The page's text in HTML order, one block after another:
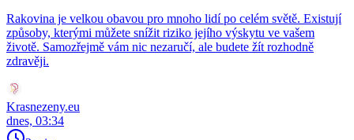
Rakovina je velkou obavou pro mnoho lidí po celém světě. Existují
způsoby, kterými můžete snížit riziko jejího výskytu ve vašem
životě. Samozřejmě vám nic nezaručí, ale budete žít rozhodně
zdravěji.
Krasnezeny.eu
dnes, 03:34